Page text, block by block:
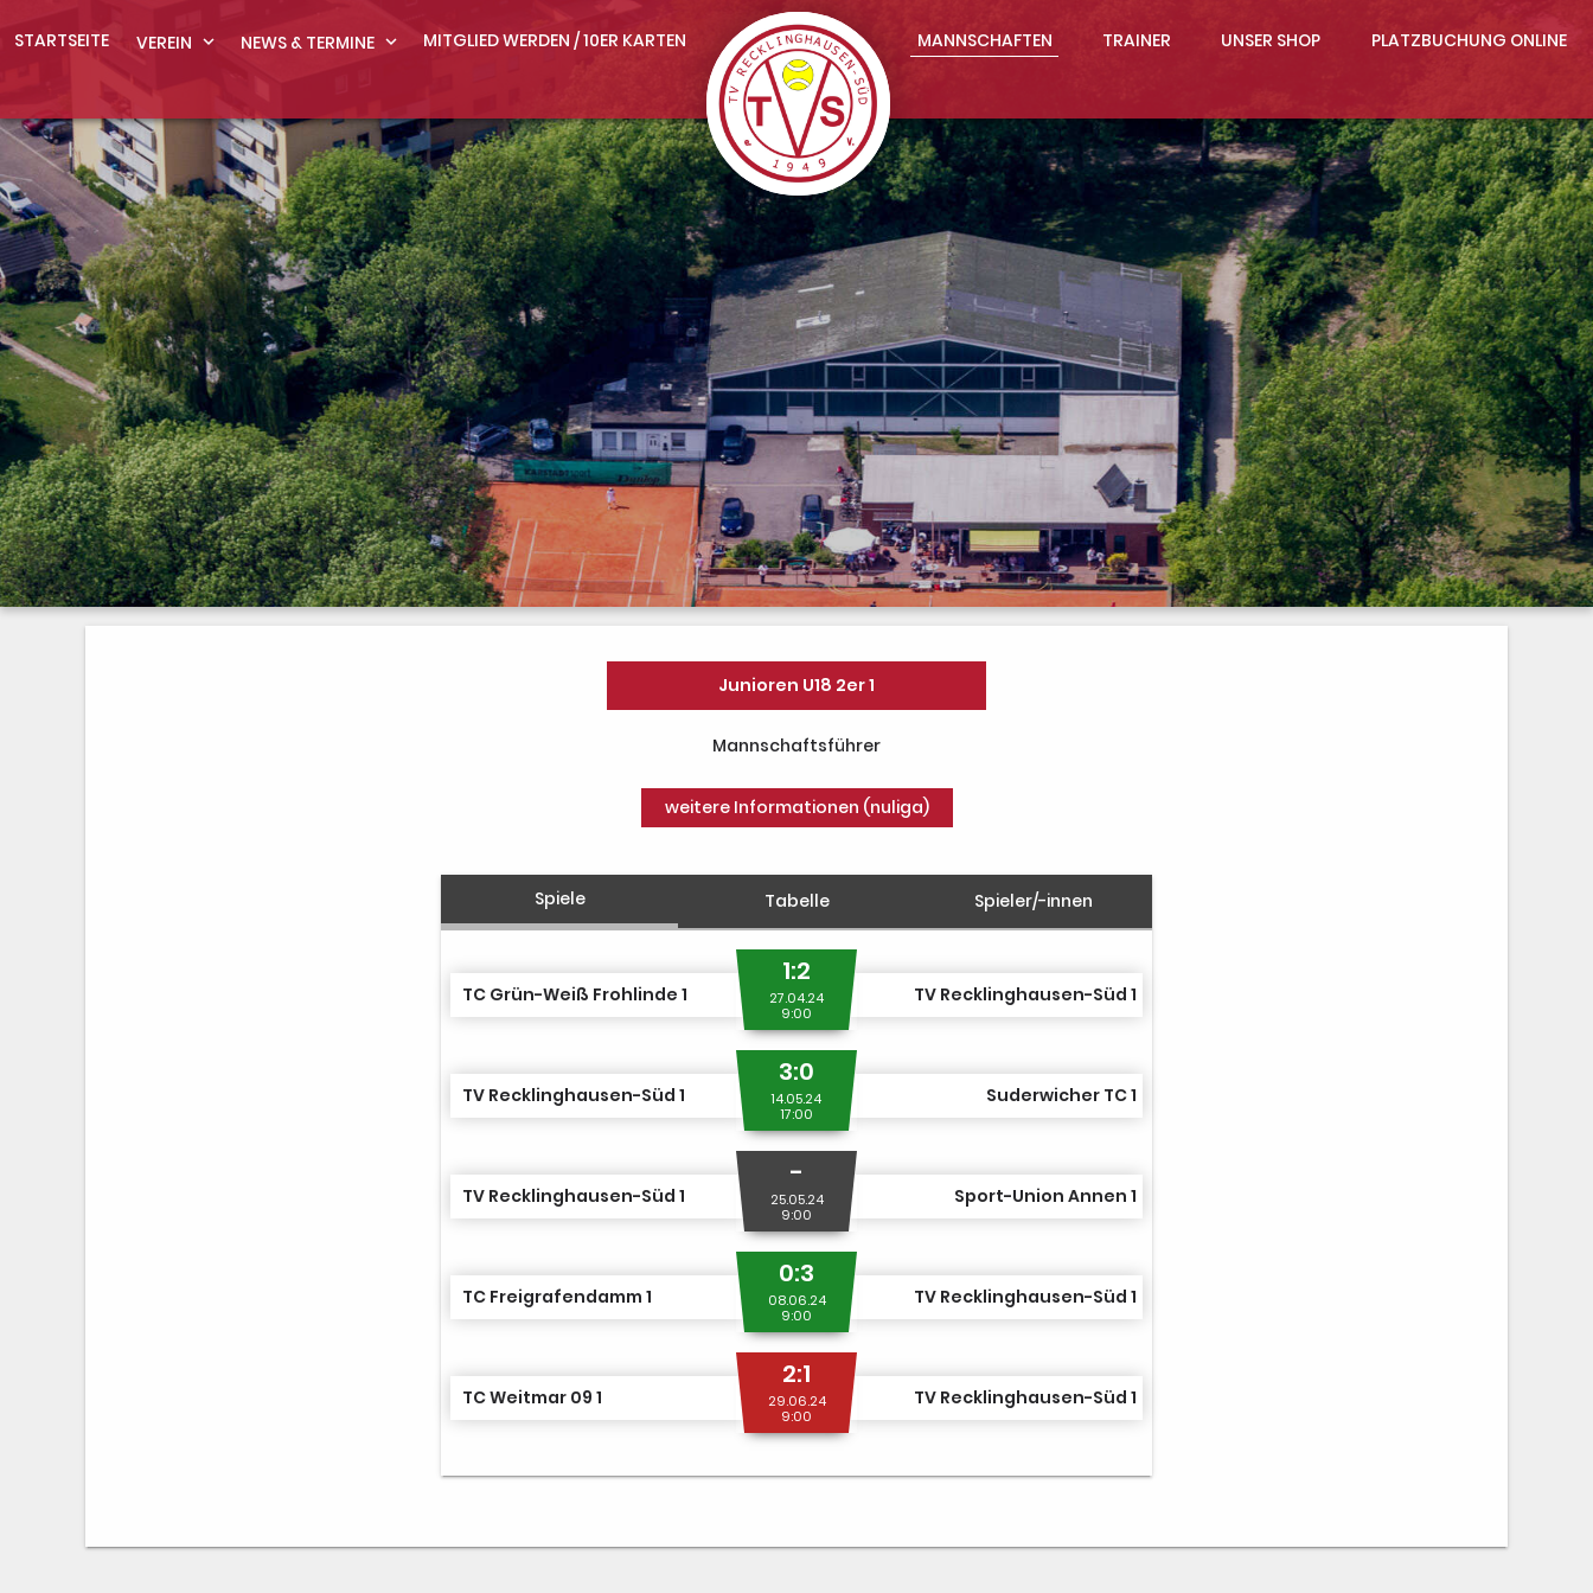
STARTSEITE VEREIN expand_more NEWS & TERMINE expand_more MITGLIED WERDEN / 10ER KARTEN MANNSCHAFTEN TRAINER UNSER SHOP PLATZBUCHUNG ONLINE
Junioren U18 2er 1
Mannschaftsführer
weitere Informationen (nuliga)
Spiele Tabelle Spieler/-innen
TC Grün-Weiß Frohlinde 1
1:2
27.04.24
9:00
TV Recklinghausen-Süd 1
TV Recklinghausen-Süd 1
3:0
14.05.24
17:00
Suderwicher TC 1
TV Recklinghausen-Süd 1
-
25.05.24
9:00
Sport-Union Annen 1
TC Freigrafendamm 1
0:3
08.06.24
9:00
TV Recklinghausen-Süd 1
TC Weitmar 09 1
2:1
29.06.24
9:00
TV Recklinghausen-Süd 1